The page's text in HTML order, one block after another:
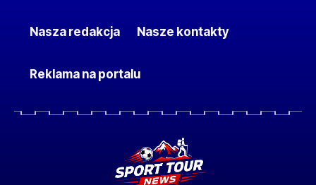
Nasza redakcja Nasze kontakty
Reklama na portalu